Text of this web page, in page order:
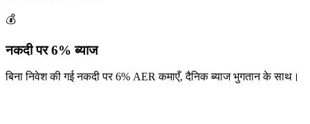
💰
नकदी पर 6% ब्याज
बिना निवेश की गई नकदी पर 6% AER कमाएँ, दैनिक ब्याज भुगतान के साथ।